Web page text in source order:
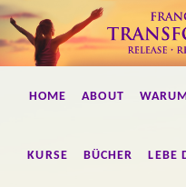
Herdes
HOME ABOUT
KURSE BÜCHER LEBE